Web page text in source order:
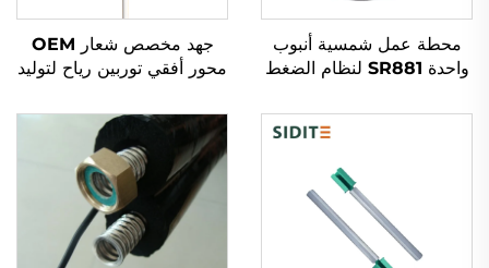
محطة عمل شمسية أنبوب
واحدة SR881 لنظام الضغط
جهد مخصص شعار OEM
محور أفقي توربين رياح لتوليد
طاقة رياح مستقل مع الشعار